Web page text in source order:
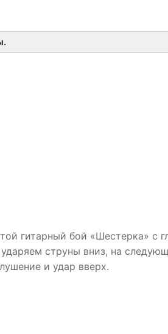
гитарный бой «Шестерка» с
струны вниз, на
и удар вверх.